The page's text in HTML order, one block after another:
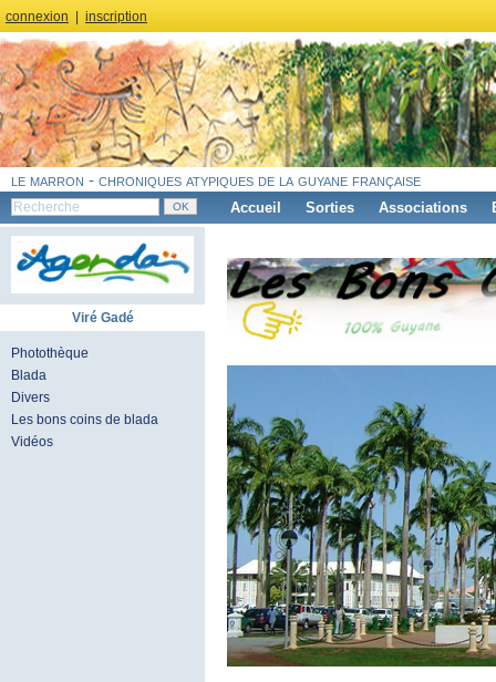
connexion inscription
le marron - chroniques atypiques de la guyane française
Accueil Sorties Associations
Viré Gadé
Photothèque
Blada
Divers
Les bons coins de blada
Vidéos